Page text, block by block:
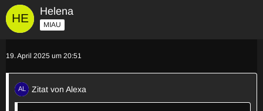
Helena
MIAU
19. April 2025 um 20:51
Zitat von Alexa